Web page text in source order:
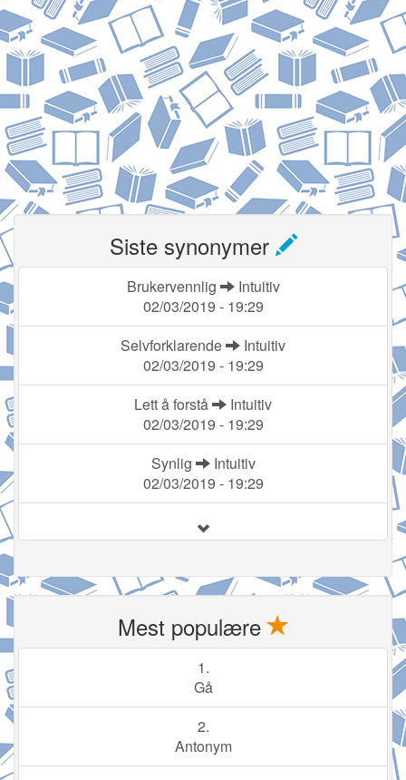
Siste synonymer
Brukervennlig
Intuitiv
02/03/2019 - 19:29
Selvforklarende
Intuitiv
02/03/2019 - 19:29
Lett å forstå
Intuitiv
02/03/2019 - 19:29
Synlig
Intuitiv
02/03/2019 - 19:29
Mest populære
1.
Gå
2.
Antonym